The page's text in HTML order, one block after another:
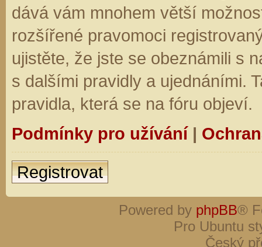
dává vám mnohem větší
rozšířené pravomoci
ujistěte, že jste se obeznámili s
s dalšími pravidly a ujednáními.
pravidla, která se na fóru objeví.
Podmínky pro užívání|
Registrovat
Powered by phpBB®
Pro Ubuntu
Český